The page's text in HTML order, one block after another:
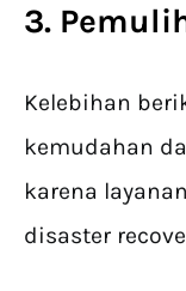
3.
Kelebihan
kemudahan
karena
disaster